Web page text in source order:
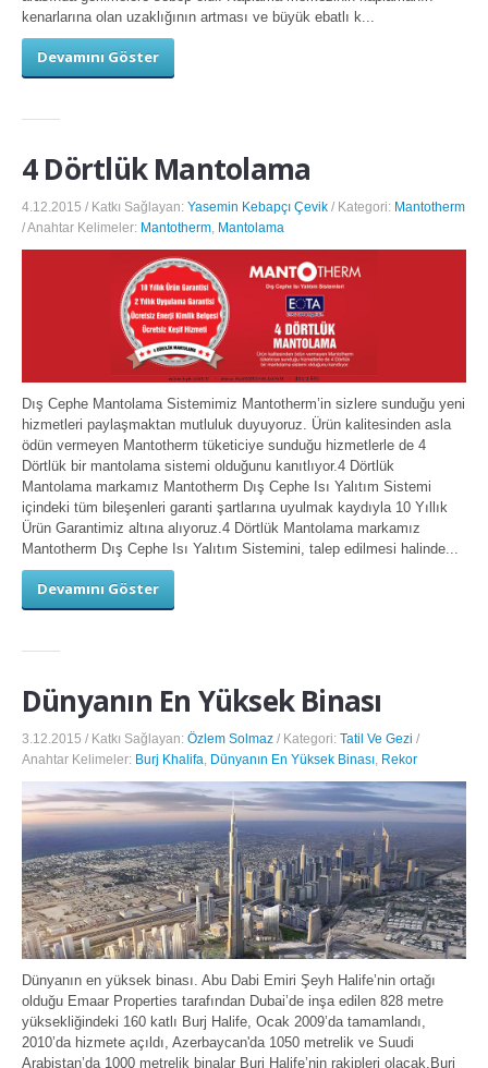
kenarlarına olan uzaklığının artması ve büyük ebatlı k...
Devamını Göster
4 Dörtlük Mantolama
4.12.2015 / Katkı Sağlayan: Yasemin Kebapçı Çevik / Kategori: Mantotherm
/ Anahtar Kelimeler: Mantotherm Mantolama
Dış Cephe Mantolama Sistemimiz Mantotherm’in sizlere sunduğu yeni
hizmetleri paylaşmaktan mutluluk duyuyoruz. Ürün kalitesinden asla
ödün vermeyen Mantotherm tüketiciye sunduğu hizmetlerle de 4
Dörtlük bir mantolama sistemi olduğunu kanıtlıyor.4 Dörtlük
Mantolama markamız Mantotherm Dış Cephe Isı Yalıtım Sistemi
içindeki tüm bileşenleri garanti şartlarına uyulmak kaydıyla 10 Yıllık
Ürün Garantimiz altına alıyoruz.4 Dörtlük Mantolama markamız
Mantotherm Dış Cephe Isı Yalıtım Sistemini, talep edilmesi halinde...
Devamını Göster
Dünyanın En Yüksek Binası
3.12.2015 / Katkı Sağlayan: Özlem Solmaz / Kategori: Tatil Ve Gezi /
Anahtar Kelimeler: Burj Khalifa Dünyanın En Yüksek Binası Rekor
Dünyanın en yüksek binası. Abu Dabi Emiri Şeyh Halife’nin ortağı
olduğu Emaar Properties tarafından Dubai’de inşa edilen 828 metre
yüksekliğindeki 160 katlı Burj Halife, Ocak 2009’da tamamlandı,
2010’da hizmete açıldı, Azerbaycan'da 1050 metrelik ve Suudi
Arabistan’da 1000 metrelik binalar Burj Halife’nin rakipleri olacak.Burj